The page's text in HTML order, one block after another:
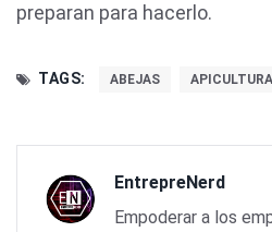
preparan para hacerlo.
TAGS: ABEJAS APICULTURA
EntrepreNerd
Empoderar a los